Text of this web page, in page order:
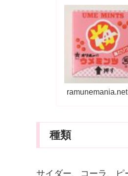
ramunemania.net
種類
サイダー、コーラ、